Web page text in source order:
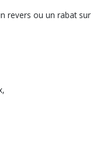
revers ou un rabat sur